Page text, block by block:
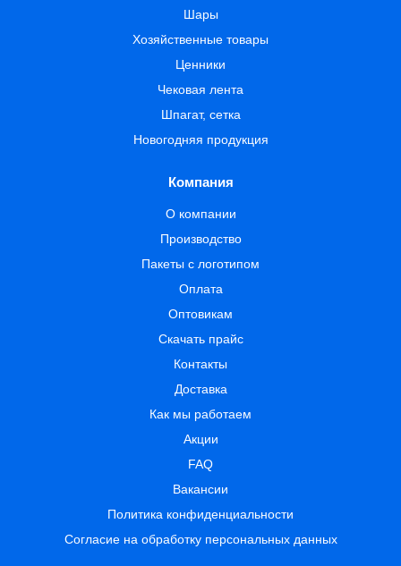
Шары
Хозяйственные товары
Ценники
Чековая лента
Шпагат, сетка
Новогодняя продукция
Компания
О компании
Производство
Пакеты с логотипом
Оплата
Оптовикам
Скачать прайс
Контакты
Доставка
Как мы работаем
Акции
FAQ
Вакансии
Политика конфиденциальности
Согласие на обработку персональных данных